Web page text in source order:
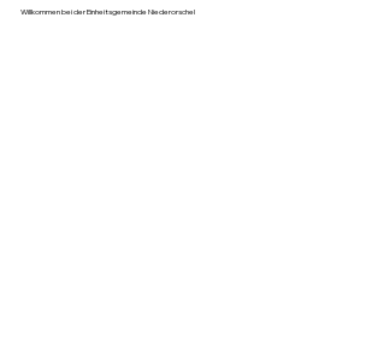
Willkommen bei der Einheitsgemeinde Niederorschel